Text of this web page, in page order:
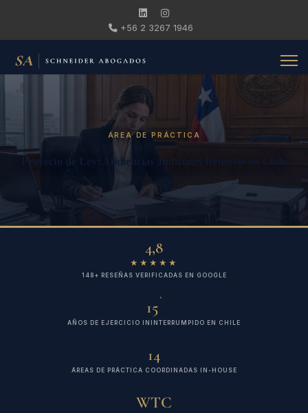
+56 2 3267 1946
ÁREA DE PRÁCTICA
Proyecto de Ley: Audiencias Judiciales Remotas en Chile
4,8
★★★★★
148+ RESEÑAS VERIFICADAS EN GOOGLE
15
+
AÑOS DE EJERCICIO ININTERRUMPIDO EN CHILE
14
ÁREAS DE PRÁCTICA COORDINADAS IN-HOUSE
WTC